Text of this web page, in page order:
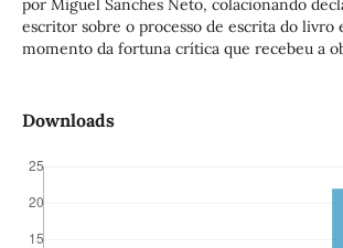
por Miguel Sanches Neto, colacionando
escritor sobre o processo de escrita do livro
momento da fortuna crítica que recebeu a
Downloads